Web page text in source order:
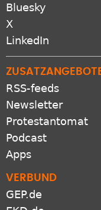
Bluesky
X
LinkedIn
RSS-feeds
Newsletter
Protestantomat
Podcast
Apps
VERBUND
GEP.de